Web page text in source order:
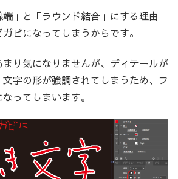
」と「ラウンド結合」にする理由
ビになってしまうからです。
り気になりませんが、ディテールが
字の形が強調されてしまうため、フ
ってしまいます。